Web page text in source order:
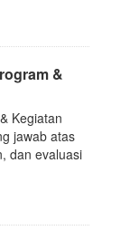
&
Kegiatan
jawab atas
dan evaluasi